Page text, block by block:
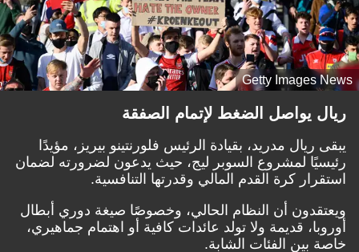
Getty Images News
ريال يواصل الضغط لإتمام الصفقة
يبقى ريال مدريد، بقيادة الرئيس فلورنتينو بيريز، مؤيدًا
رئيسيًا لمشروع السوبر ليج، حيث يدعون لضرورته لضمان
استقرار كرة القدم المالي وقدرتها التنافسية.
ويعتقدون أن النظام الحالي، وخصوصًا صيغة دوري أبطال
أوروبا، قديمة ولا تولد عائدات كافية أو اهتمام جماهيري،
خاصة بين الفئات الشابة.